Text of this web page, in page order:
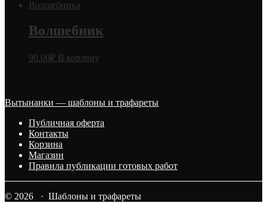
Волшебник
90.00₽ В корзину
Вытынанки — шаблоны и трафареты
Публичная оферта
Контакты
Корзина
Магазин
Правила публикации готовых работ
© 2026 · Шаблоны и трафареты